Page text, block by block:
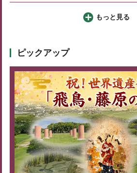
もっと見る
ピックアップ